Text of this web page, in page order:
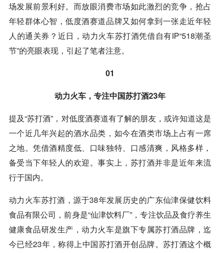
场发展前景利好。而放眼消费市场如此激烈的竞争，抢占
年轻群体心智，低度酒赛道品牌又如何拿到一张走近年轻
人的通关券？近日，动力火车苏打酒凭借自有IP“518潮圣
节”的亮眼表现，引起了笔者注意。
01
动力火车，专注中国苏打酒23年
提及“苏打酒”，对低度酒赛道有了解的朋友，或许知道这是
一个近几年兴起的酒水品类，如今在酒类市场上占有一席
之地。凭借酒精度低、口味独特、口感清爽，风格多样，
备受当下年轻人的欢迎。事实上，苏打酒并非是近年来流
行于国内。
动力火车苏打酒，源于38年发展历史的广东仙津保健饮料
食品有限公司，前身是“仙津饮料厂”，专注饮品及食疗养生
健康食品研发生产，动力火车是旗下专属苏打酒品牌，迄
今已经23年，称得上中国苏打酒开创品牌。苏打酒这个概